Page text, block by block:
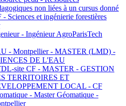
non liées à un cursus donné
- Sciences et ingénierie forestières
- Ingénieur AgroParisTech
- Montpellier - MASTER (LMD) -
DE L'EAU
site CF - MASTER - GESTION
TERRITOIRES ET
LOCAL - CF
- Master Géomatique -